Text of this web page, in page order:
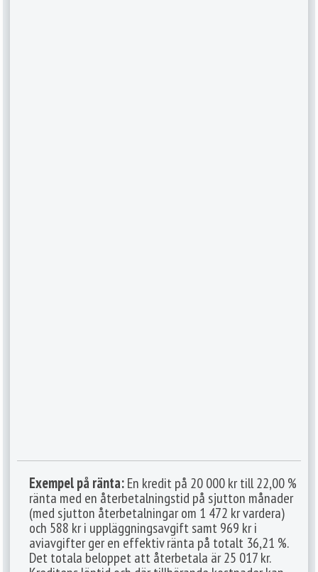
Exempel på ränta:En kredit på 20 000 kr till 22,00 %
ränta med en återbetalningstid på sjutton månader
(med sjutton återbetalningar om 1 472 kr vardera)
och 588 kr i uppläggningsavgift samt 969 kr i
aviavgifter ger en effektiv ränta på totalt 36,21 %.
Det totala beloppet att återbetala är 25 017 kr.